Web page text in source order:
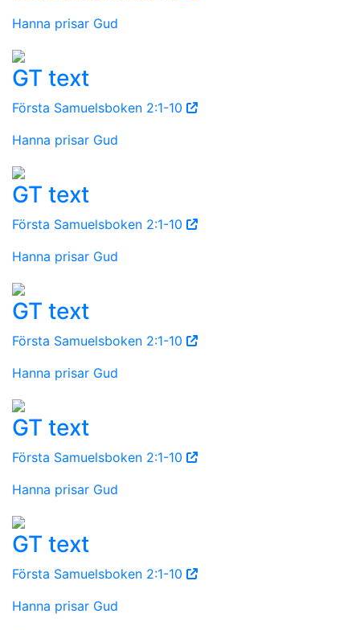
Hanna prisar Gud
GT text
Första Samuelsboken 2:1-10
Hanna prisar Gud
GT text
Första Samuelsboken 2:1-10
Hanna prisar Gud
GT text
Första Samuelsboken 2:1-10
Hanna prisar Gud
GT text
Första Samuelsboken 2:1-10
Hanna prisar Gud
GT text
Första Samuelsboken 2:1-10
Hanna prisar Gud